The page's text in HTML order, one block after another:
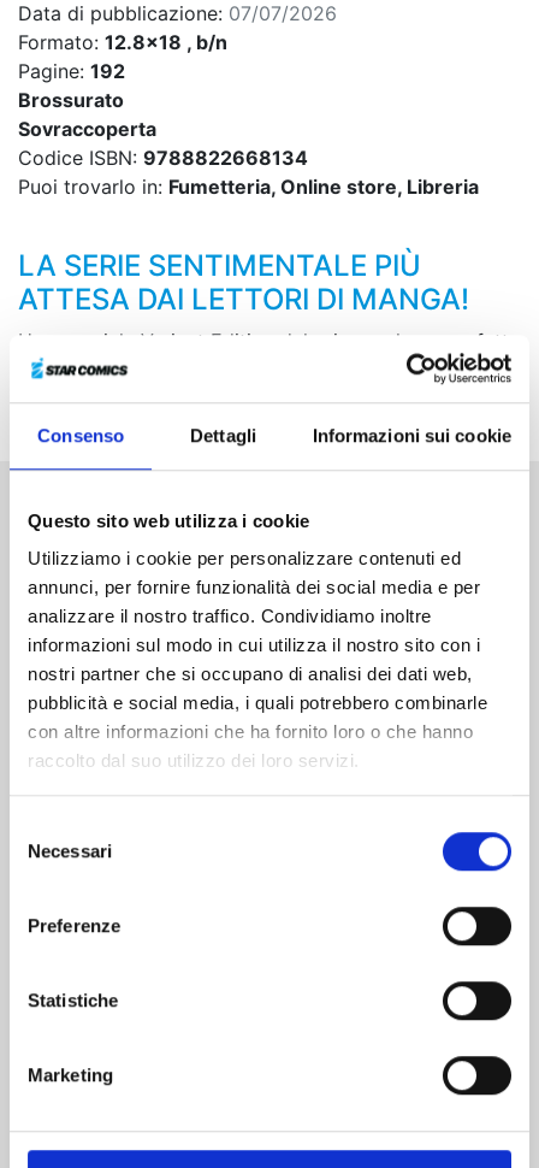
Consenso Dettagli Informazioni sui cookie
Questo sito web utilizza i cookie
Utilizziamo i cookie per personalizzare contenuti ed
annunci, per fornire funzionalità dei social media e per
analizzare il nostro traffico. Condividiamo inoltre
informazioni sul modo in cui utilizza il nostro sito con i
nostri partner che si occupano di analisi dei dati web,
pubblicità e social media, i quali potrebbero combinarle
con altre informazioni che ha fornito loro o che hanno
raccolto dal suo utilizzo dei loro servizi.
delNecessari
Preferenze
Statistiche
Marketing
Data di pubblicazione: 07/07/2026
Formato: 12.8x18 , b/n
Pagine: 192
Brossurato
Sovraccoperta
Codice ISBN: 9788822668134
Puoi trovarlo in: Fumetteria, Online store, Libreria
LA SERIE SENTIMENTALE PIÙ
ATTESA DAI LETTORI DI MANGA!
Una speciale Variant Edition del primo volume perfetta
per fronteggiare la calura estiva, con allegato un mini
ventaglio in cartoncino!
Altri volumi della serie
MY LOVE STORY WITH YAMADA-KUN AT